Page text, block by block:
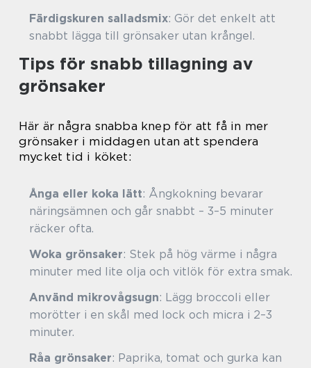
Färdigskuren salladsmix: Gör det enkelt att
snabbt lägga till grönsaker utan krångel.
Tips för snabb tillagning av
grönsaker
Här är några snabba knep för att få in mer
grönsaker i middagen utan att spendera
mycket tid i köket:
Ånga eller koka lätt: Ångkokning bevarar
näringsämnen och går snabbt – 3–5 minuter
räcker ofta.
Woka grönsaker: Stek på hög värme i några
minuter med lite olja och vitlök för extra smak.
Använd mikrovågsugn: Lägg broccoli eller
morötter i en skål med lock och micra i 2–3
minuter.
Råa grönsaker: Paprika, tomat och gurka kan